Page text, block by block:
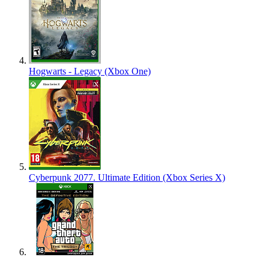
Hogwarts - Legacy (Xbox One)
Cyberpunk 2077. Ultimate Edition (Xbox Series X)